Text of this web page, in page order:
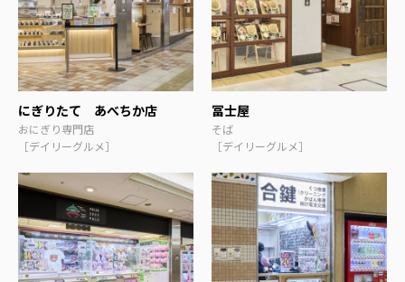
にぎりたて あべちか店
おにぎり専門店
［デイリーグルメ］
冨士屋
そば
［デイリーグルメ］